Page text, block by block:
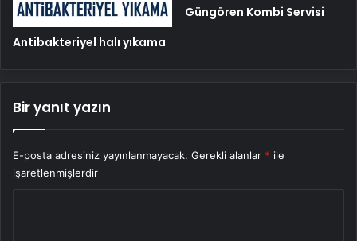
Antibakteriyel halı yıkama
Güngören Kombi Servisi
Bir yanıt yazın
E-posta adresiniz yayınlanmayacak. Gerekli alanlar * ile
işaretlenmişlerdir